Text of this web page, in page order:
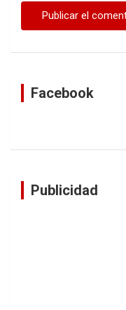
Facebook
Publicidad